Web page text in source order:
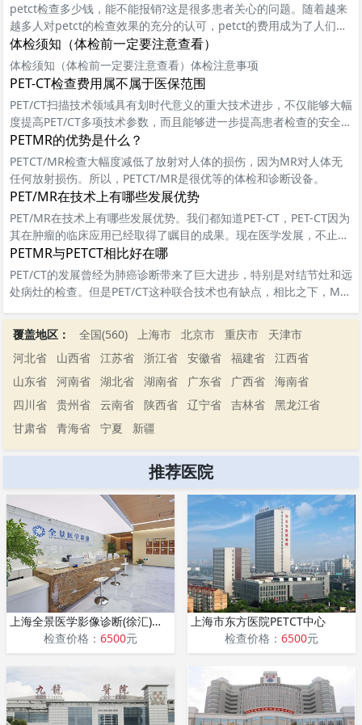
petct检查多少钱，能不能报销?这是很多患者关心的问题。随着越来
越多人对petct的检查效果的充分的认可，petct的费用成为了人们关
注的热门话题。petct在治疗疾病的过程中的需求越来越高，petct检
查费用也很贵，具体价格因地域、医院、设备、医生等不同，而有所
差异
体检须知（体检前一定要注意查看）
体检须知（体检前一定要注意查看）体检注意事项
PET-CT检查费用属不属于医保范围
PET/CT扫描技术领域具有划时代意义的重大技术进步，不仅能够大幅
度提高PET/CT多项技术参数，而且能够进一步提高患者检查的安全性
和准确性。
PETMR的优势是什么？
PETCT/MR检查大幅度减低了放射对人体的损伤，因为MR对人体无
任何放射损伤。所以，PETCT/MR是很优等的体检和诊断设备。
PET/MR在技术上有哪些发展优势
PET/MR在技术上有哪些发展优势。我们都知道PET-CT，PET-CT因为
其在肿瘤的临床应用已经取得了瞩目的成果。现在医学发展，不止PE
T/CT,PET/MR也进入了人们的视线。
PETMR与PETCT相比好在哪
PET/CT的发展曾经为肺癌诊断带来了巨大进步，特别是对结节灶和远
处病灶的检查。但是PET/CT这种联合技术也有缺点，相比之下，MRI
覆盖地区：
全国(560) 上海市 北京市 重庆市
天津市
河北省
山西省 江苏省 浙江省 安徽省 福建省
江西省
山东省
河南省 湖北省 湖南省 广东省 广西省
海南省
四川省
贵州省 云南省 陕西省 辽宁省 吉林省
黑龙江省
甘肃省
青海省 宁夏 新疆
推荐医院
上海全景医学影像诊断(徐汇)中心
检查价格： 6500元
上海市东方医院PETCT中心
检查价格： 6500元